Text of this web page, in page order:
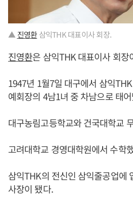
▲진영환삼익THK 대표이사 회장.
진영환은 삼익THK 대표이사 회장
1947년 1월7일 대구에서 삼익
예회장의 4남1녀 중 차남으로 태
대구농림고등학교와 건국대학교
고려대학교 경영대학원에서 수학
삼익THK의 전신인 삼익줄공업에
사장이 됐다.